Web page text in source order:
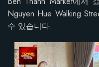
Nguyen Hue Walking
수 있습니다.